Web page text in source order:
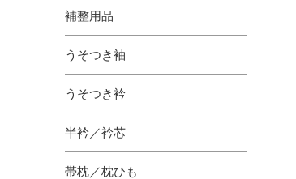
補整用品
うそつき袖
うそつき衿
半衿／衿芯
帯枕／枕ひも